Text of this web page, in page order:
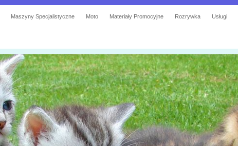
Maszyny Specjalistyczne Moto Materiały Promocyjne Rozrywka Usługi